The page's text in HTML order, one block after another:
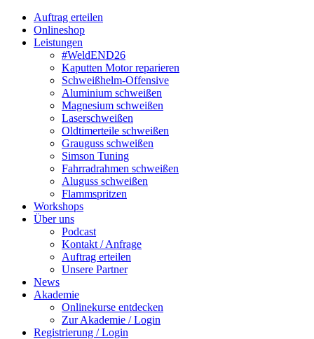
Auftrag erteilen
Onlineshop
Leistungen
#WeldEND26
Kaputten Motor reparieren
Schweißhelm-Offensive
Aluminium schweißen
Magnesium schweißen
Laserschweißen
Oldtimerteile schweißen
Grauguss schweißen
Simson Tuning
Fahrradrahmen schweißen
Aluguss schweißen
Flammspritzen
Workshops
Über uns
Podcast
Kontakt / Anfrage
Auftrag erteilen
Unsere Partner
News
Akademie
Onlinekurse entdecken
Zur Akademie / Login
Registrierung / Login